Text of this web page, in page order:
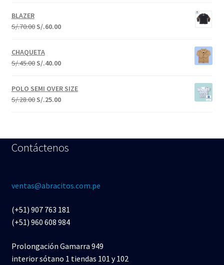
BLAZER
S/.70.00 S/.60.00
CHAQUETA
S/.45.00 S/.40.00
POLO SEMI OVER SIZE
S/.28.00 S/.25.00
Contáctenos
ventas@abracitos.com.pe
(+51) 907 763 181
(+51) 960 608 984
Prolongación Gamarra 949
interior sótano 1 tiendas 101 y 102